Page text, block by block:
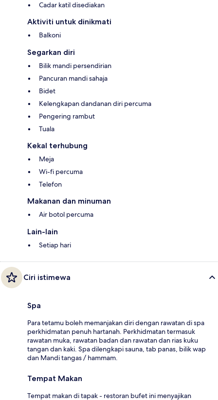
Cadar katil disediakan
Aktiviti untuk dinikmati
Balkoni
Segarkan diri
Bilik mandi persendirian
Pancuran mandi sahaja
Bidet
Kelengkapan dandanan diri percuma
Pengering rambut
Tuala
Kekal terhubung
Meja
Wi-fi percuma
Telefon
Makanan dan minuman
Air botol percuma
Lain-lain
Setiap hari
Ciri istimewa
Spa
Para tetamu boleh memanjakan diri dengan rawatan di spa
perkhidmatan penuh hartanah. Perkhidmatan termasuk
rawatan muka, rawatan badan dan rawatan dan rias kuku
tangan dan kaki. Spa dilengkapi sauna, tab panas, bilik wap
dan Mandi tangas / hammam.
Tempat Makan
Tempat makan di tapak - restoran bufet ini menyajikan